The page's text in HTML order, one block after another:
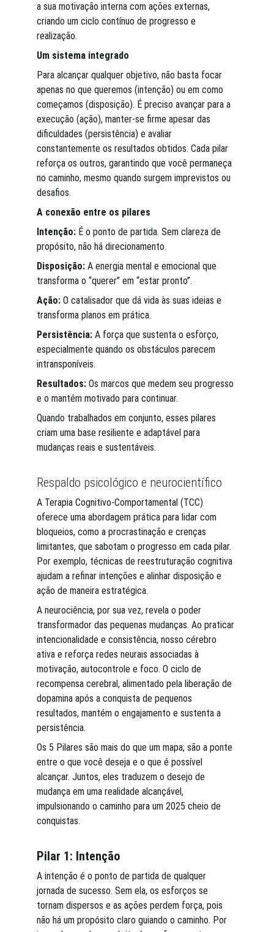
a sua motivação interna com ações externas,
criando um ciclo contínuo de progresso e
realização.
Um sistema integrado
Para alcançar qualquer objetivo, não basta focar
apenas no que queremos (intenção) ou em como
começamos (disposição). É preciso avançar para a
execução (ação), manter-se firme apesar das
dificuldades (persistência) e avaliar
constantemente os resultados obtidos. Cada pilar
reforça os outros, garantindo que você permaneça
no caminho, mesmo quando surgem imprevistos ou
desafios.
A conexão entre os pilares
Intenção: É o ponto de partida. Sem clareza de
propósito, não há direcionamento.
Disposição: A energia mental e emocional que
transforma o “querer” em “estar pronto”.
Ação: O catalisador que dá vida às suas ideias e
transforma planos em prática.
Persistência: A força que sustenta o esforço,
especialmente quando os obstáculos parecem
intransponíveis.
Resultados: Os marcos que medem seu progresso
e o mantém motivado para continuar.
Quando trabalhados em conjunto, esses pilares
criam uma base resiliente e adaptável para
mudanças reais e sustentáveis.
Respaldo psicológico e neurocientífico
A Terapia Cognitivo-Comportamental (TCC)
oferece uma abordagem prática para lidar com
bloqueios, como a procrastinação e crenças
limitantes, que sabotam o progresso em cada pilar.
Por exemplo, técnicas de reestruturação cognitiva
ajudam a refinar intenções e alinhar disposição e
ação de maneira estratégica.
A neurociência, por sua vez, revela o poder
transformador das pequenas mudanças. Ao praticar
intencionalidade e consistência, nosso cérebro
ativa e reforça redes neurais associadas à
motivação, autocontrole e foco. O ciclo de
recompensa cerebral, alimentado pela liberação de
dopamina após a conquista de pequenos
resultados, mantém o engajamento e sustenta a
persistência.
Os 5 Pilares são mais do que um mapa; são a ponte
entre o que você deseja e o que é possível
alcançar. Juntos, eles traduzem o desejo de
mudança em uma realidade alcançável,
impulsionando o caminho para um 2025 cheio de
conquistas.
Pilar 1: Intenção
A intenção é o ponto de partida de qualquer
jornada de sucesso. Sem ela, os esforços se
tornam dispersos e as ações perdem força, pois
não há um propósito claro guiando o caminho. Por